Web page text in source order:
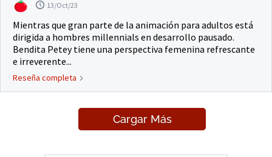
13/Oct/23
Mientras que gran parte de la animación para adultos está
dirigida a hombres millennials en desarrollo pausado.
Bendita Petey tiene una perspectiva femenina refrescante
e irreverente...
Reseña completa
Cargar Más